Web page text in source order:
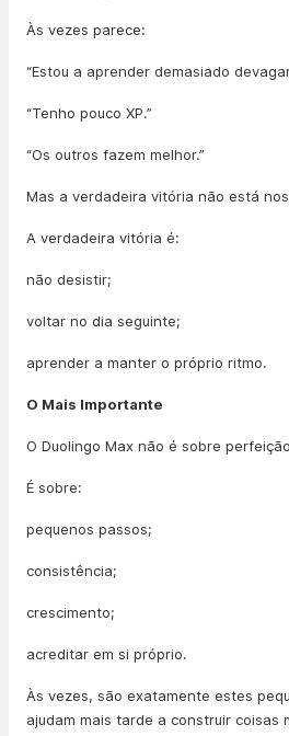
Às vezes parece:
“Estou a aprender demasiado
“Tenho pouco XP.”
“Os outros fazem melhor.”
Mas a verdadeira vitória não está
A verdadeira vitória é:
não desistir;
voltar no dia seguinte;
aprender a manter o próprio ritmo.
O Mais Importante
O Duolingo Max não é sobre
É sobre:
pequenos passos;
consistência;
crescimento;
acreditar em si próprio.
Às vezes, são exatamente estes
ajudam mais tarde a construir coisas